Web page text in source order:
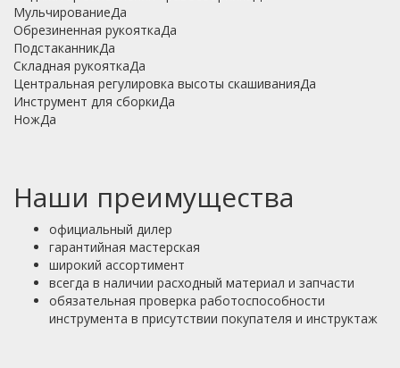
МульчированиеДа
Обрезиненная рукояткаДа
ПодстаканникДа
Складная рукояткаДа
Центральная регулировка высоты скашиванияДа
Инструмент для сборкиДа
НожДа
Наши преимущества
официальный дилер
гарантийная мастерская
широкий ассортимент
всегда в наличии расходный материал и запчасти
обязательная проверка работоспособности
инструмента в присутствии покупателя и инструктаж